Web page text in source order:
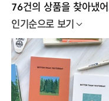
76건의 상품을 찾아냈
인기순으로 보기